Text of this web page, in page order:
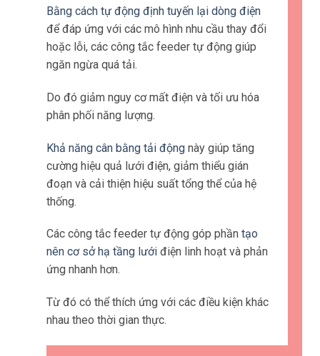
Bằng cách tự động định tuyến lại dòng điện
để đáp ứng với các mô hình nhu cầu thay đổi
hoặc lỗi, các công tắc feeder tự động giúp
ngăn ngừa quá tải.
Do đó giảm nguy cơ mất điện và tối ưu hóa
phân phối năng lượng.
Khả năng cân bằng tải động này giúp tăng
cường hiệu quả lưới điện, giảm thiểu gián
đoạn và cải thiện hiệu suất tổng thể của hệ
thống.
Các công tắc feeder tự động góp phần tạo
nên cơ sở hạ tầng lưới điện linh hoạt và phản
ứng nhanh hơn.
Từ đó có thể thích ứng với các điều kiện khác
nhau theo thời gian thực.